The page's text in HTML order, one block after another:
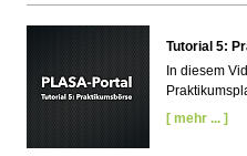
Tutorial 5:
In diesem
[ mehr ... ]